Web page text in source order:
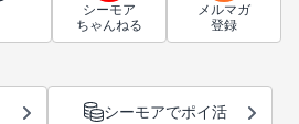
シーモア
ちゃんねる
メルマガ
登録
シーモアでポイ活